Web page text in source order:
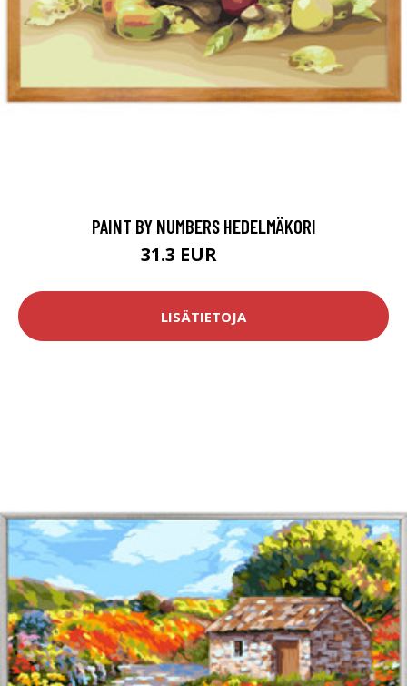
PAINT BY NUMBERS HEDELMÄKORI
31.3 EUR
LISÄTIETOJA